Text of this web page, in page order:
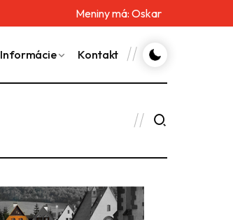
Meniny má: Oskar
Informácie Kontakt